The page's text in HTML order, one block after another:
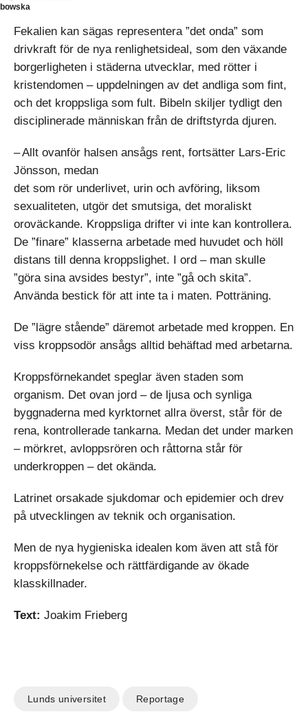
Fekalien kan sägas representera ”det onda” som
drivkraft för de nya renlighetsideal, som den växande
borgerligheten i städerna utvecklar, med rötter i
kristendomen – uppdelningen av det andliga som fint,
och det kroppsliga som fult. Bibeln skiljer tydligt den
disciplinerade män­niskan från de driftstyrda djuren.
– Allt ovanför halsen ansågs rent, fortsätter Lars-Eric
Jönsson, me­dan
det som rör underlivet, urin och avföring, liksom
sexualiteten, utgör det smutsiga, det moraliskt
oroväckande. Kroppsliga drifter vi inte kan kontrollera.
De ”finare” klasserna arbetade med huvudet och höll
distans till denna kroppslighet. I ord – man skulle
”göra sina avsides bestyr”, inte ”gå och skita”.
Använda bestick för att inte ta i maten. Potträning.
De ”lägre stående” däremot arbetade med kroppen. En
viss kroppsodör ansågs alltid behäftad med arbetarna.
Kroppsförnekandet speglar även staden som
organism. Det ovan jord – de ljusa och synliga
byggnaderna med kyrktornet allra överst, står för de
rena, kontrollerade tankarna. Medan det under marken
– mörkret, avloppsrören och råttorna står för
underkroppen – det okända.
Latrinet orsakade sjukdomar och epidemier och drev
på utvecklingen av teknik och organisation.
Men de nya hygieniska idealen kom även att stå för
kroppsförnekelse och rättfärdigande av ökade
klasskillnader.
Text: Joakim Frieberg
Lunds universitet Reportage